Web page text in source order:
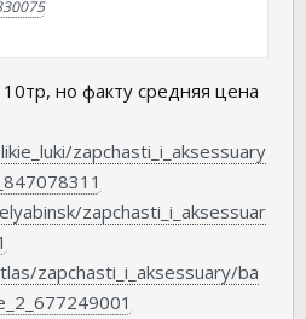
но факту средняя цена
zapchasti_i_aksessuary
zapchasti_i_aksessuar
zapchasti_i_aksessuary/ba